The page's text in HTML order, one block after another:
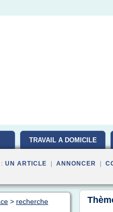
TRAVAIL A DOMICILE
UN ARTICLE ANNONCER
> recherche